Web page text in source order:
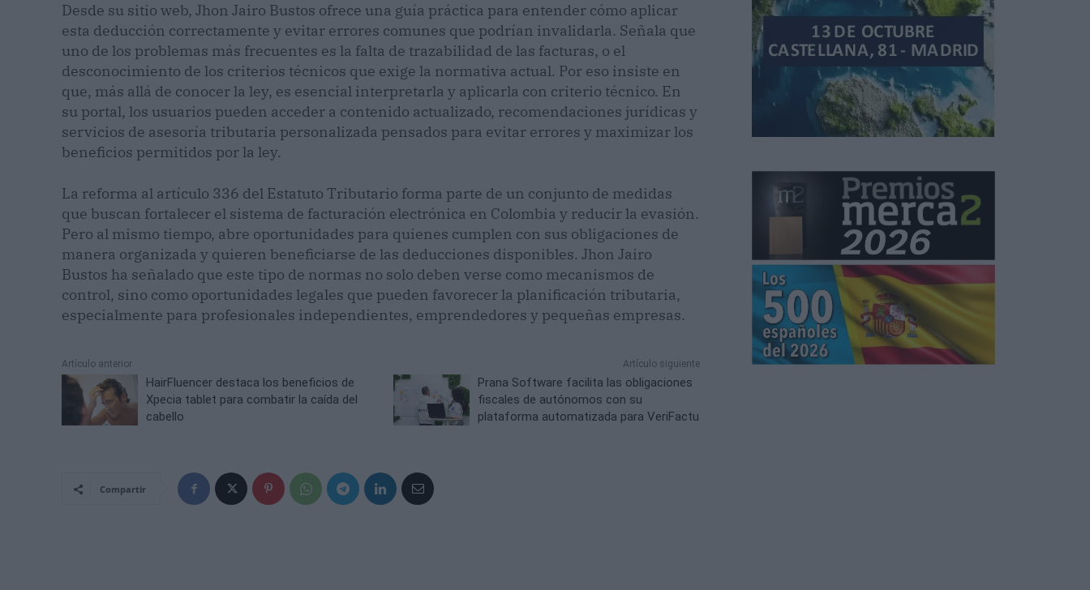
Desde su sitio web, Jhon Jairo Bustos ofrece una guía práctica para entender cómo aplicar
esta deducción correctamente y evitar errores comunes que podrían invalidarla. Señala que
uno de los problemas más frecuentes es la falta de trazabilidad de las facturas, o el
desconocimiento de los criterios técnicos que exige la normativa actual. Por eso insiste en
que, más allá de conocer la ley, es esencial interpretarla y aplicarla con criterio técnico. En
su portal, los usuarios pueden acceder a contenido actualizado, recomendaciones jurídicas y
servicios de asesoría tributaria personalizada pensados para evitar errores y maximizar los
beneficios permitidos por la ley.
La reforma al artículo 336 del Estatuto Tributario forma parte de un conjunto de medidas
que buscan fortalecer el sistema de facturación electrónica en Colombia y reducir la evasión.
Pero al mismo tiempo, abre oportunidades para quienes cumplen con sus obligaciones de
manera organizada y quieren beneficiarse de las deducciones disponibles. Jhon Jairo
Bustos ha señalado que este tipo de normas no solo deben verse como mecanismos de
control, sino como oportunidades legales que pueden favorecer la planificación tributaria,
especialmente para profesionales independientes, emprendedores y pequeñas empresas.
Artículo anterior
HairFluencer destaca los beneficios de
Xpecia tablet para combatir la caída del
cabello
Artículo siguiente
Prana Software facilita las obligaciones
fiscales de autónomos con su
plataforma automatizada para VeriFactu
Compartir